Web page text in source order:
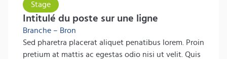
Stage
Intitulé du poste sur une ligne
Branche – Bron
Sed pharetra placerat aliquet penatibus lorem. Proin
pretium at mattis ac egestas odio nisi ut velit. Quis